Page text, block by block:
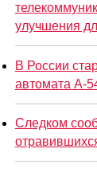
улучшения
В России
автомата А-
Следком